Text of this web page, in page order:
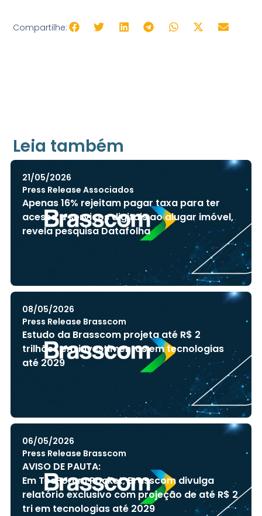
Compartilhe:
Leia também
21/05/2026
Press Release Associados
Apenas 16% rejeitam pagar taxa para ter
acesso a serviços digitais ao alugar imóvel,
revela pesquisa Datafolha
08/05/2026
Press Release Brasscom
Estudo da Brasscom projeta até R$ 2
trilhões em investimentos em tecnologias
até 2029
06/05/2026
Press Release Brasscom
AVISO DE PAUTA:
Em TecForum Pocket, Brasscom divulga
relatório exclusivo com projeção de até R$ 2
tri em tecnologias até 2029